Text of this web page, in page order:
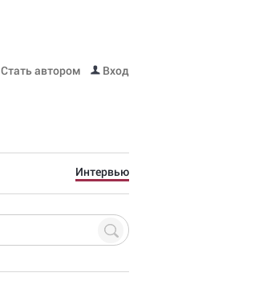
Стать автором Вход
Интервью